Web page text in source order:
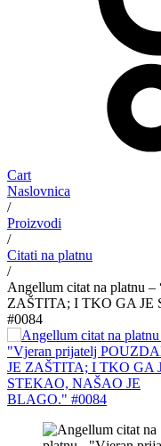
Cart
Naslovnica
/
Proizvodi
/
Citati na platnu
/
Angellum citat na platnu
ZAŠTITA; I TKO GA JE
#0084